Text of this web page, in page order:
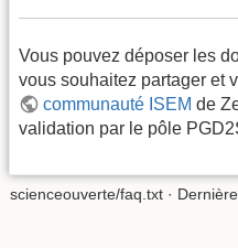
Vous pouvez déposer les
vous souhaitez partager et
communauté ISEM de
validation par le pôle
scienceouverte/faq.txt ·